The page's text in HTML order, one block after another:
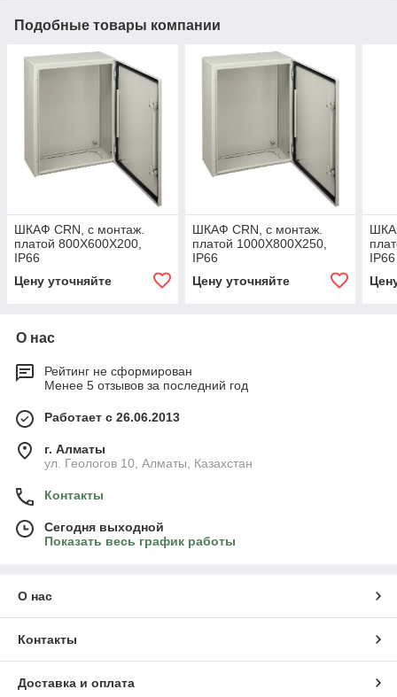
Подобные товары компании
ШКАФ CRN, с монтаж.
платой 800Х600Х200,
IP66
Цену уточняйте
ШКАФ CRN, с монтаж.
платой 1000Х800Х250,
IP66
Цену уточняйте
IP66
О нас
Рейтинг не сформирован
Менее 5 отзывов за последний год
Работает с 26.06.2013
г. Алматы
ул. Геологов 10, Алматы, Казахстан
Контакты
Сегодня выходной
Показать весь график работы
О нас
Контакты
Доставка и оплата